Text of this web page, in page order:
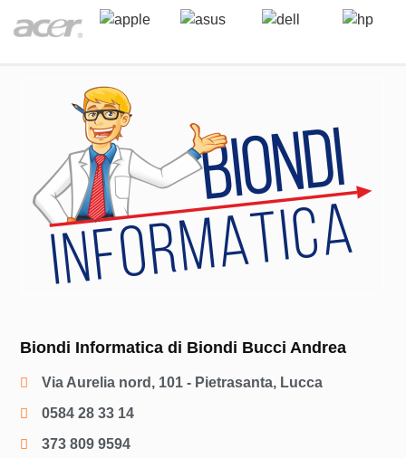
Biondi Informatica di Biondi Bucci Andrea
Via Aurelia nord, 101 - Pietrasanta, Lucca
0584 28 33 14
373 809 9594